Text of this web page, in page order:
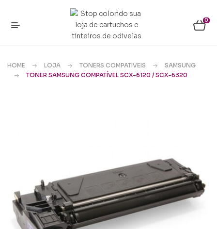
0
HOME LOJA TONERS COMPATIVEIS
SAMSUNG
TONER SAMSUNG COMPATÍVEL SCX-6120 / SCX-6320